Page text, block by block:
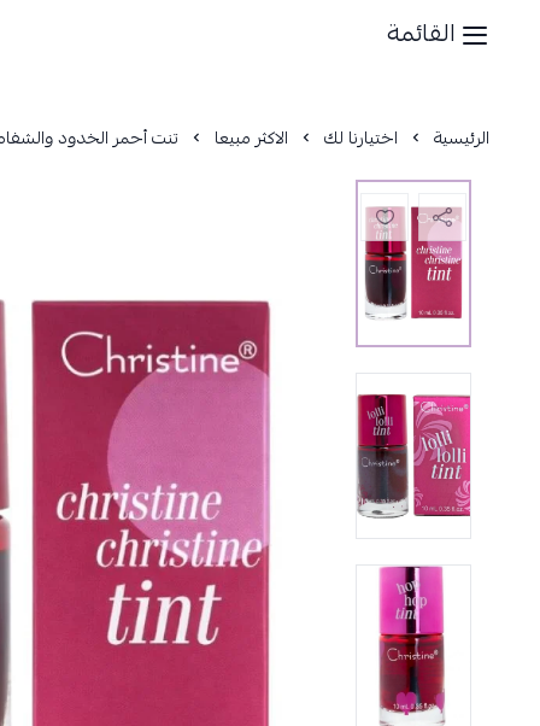
القائمة
الرئيسية اختيارنا لك الاكثر مبيعا تنت أحمر الخدود